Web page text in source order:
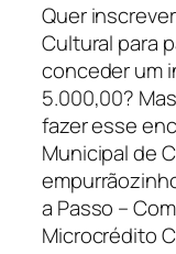
Quer
Cultural para
conceder um
5.000,00?
fazer esse
Municipal de
a Passo –
Microcrédito